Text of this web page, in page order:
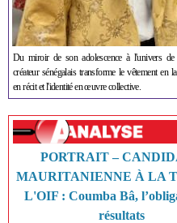
Du miroir de son adolescence à l'univers
créateur sénégalais transforme le vêtement en
en récit et l'identité en œuvre collective.
PORTRAIT –
MAURITANIENNE À LA
L'OIF : Coumba Bâ,
résultats